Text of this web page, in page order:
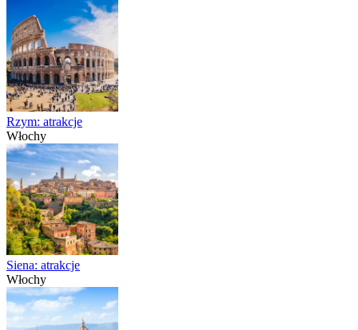
Rzym: atrakcje
Włochy
Siena: atrakcje
Włochy